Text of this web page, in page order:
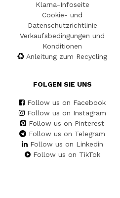
Klarna-Infoseite
Cookie- und
Datenschutzrichtlinie
Verkaufsbedingungen und
Konditionen
Anleitung zum Recycling
FOLGEN SIE UNS
Follow us on Facebook
Follow us on Instagram
Follow us on Pinterest
Follow us on Telegram
Follow us on Linkedin
Follow us on TikTok